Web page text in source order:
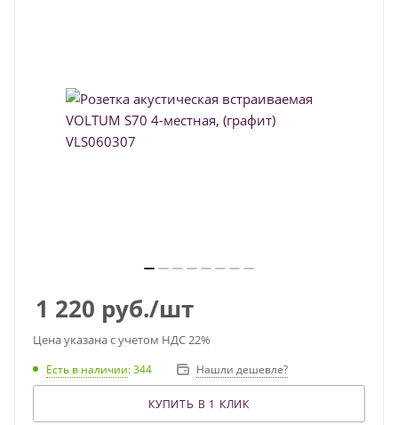
1 220 руб./шт
Цена указана с учетом НДС 22%
Есть в наличии: 344 Нашли дешевле?
КУПИТЬ В 1 КЛИК